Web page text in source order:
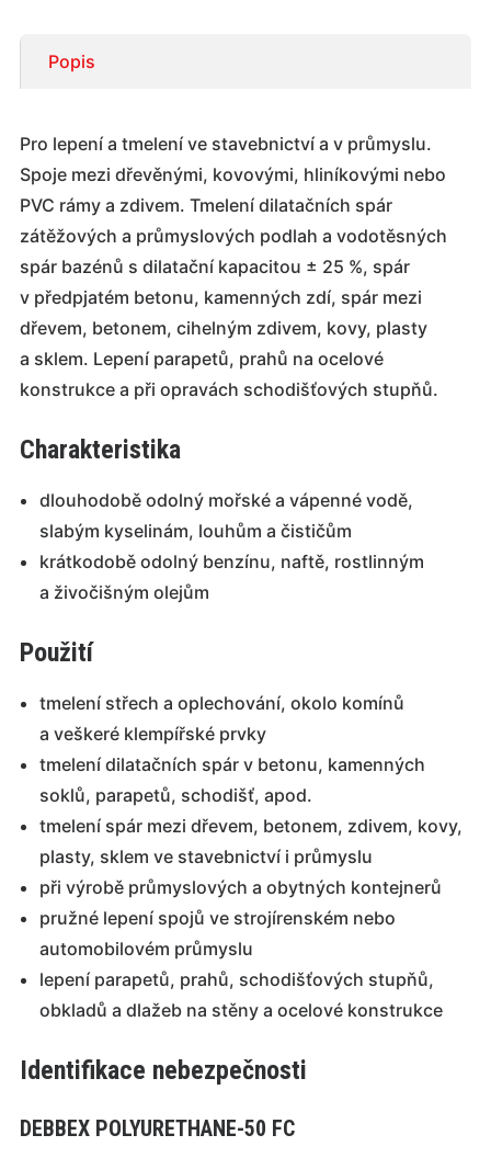
Popis
Pro lepení a tmelení ve stavebnictví a v průmyslu.
Spoje mezi dřevěnými, kovovými, hliníkovými nebo
PVC rámy a zdivem. Tmelení dilatačních spár
zátěžových a průmyslových podlah a vodotěsných
spár bazénů s dilatační kapacitou ± 25 %, spár
v předpjatém betonu, kamenných zdí, spár mezi
dřevem, betonem, cihelným zdivem, kovy, plasty
a sklem. Lepení parapetů, prahů na ocelové
konstrukce a při opravách schodišťových stupňů.
Charakteristika
dlouhodobě odolný mořské a vápenné vodě,
slabým kyselinám, louhům a čističům
krátkodobě odolný benzínu, naftě, rostlinným
a živočišným olejům
Použití
tmelení střech a oplechování, okolo komínů
a veškeré klempířské prvky
tmelení dilatačních spár v betonu, kamenných
soklů, parapetů, schodišť, apod.
tmelení spár mezi dřevem, betonem, zdivem, kovy,
plasty, sklem ve stavebnictví i průmyslu
při výrobě průmyslových a obytných kontejnerů
pružné lepení spojů ve strojírenském nebo
automobilovém průmyslu
lepení parapetů, prahů, schodišťových stupňů,
obkladů a dlažeb na stěny a ocelové konstrukce
Identifikace nebezpečnosti
DEBBEX POLYURETHANE-50 FC